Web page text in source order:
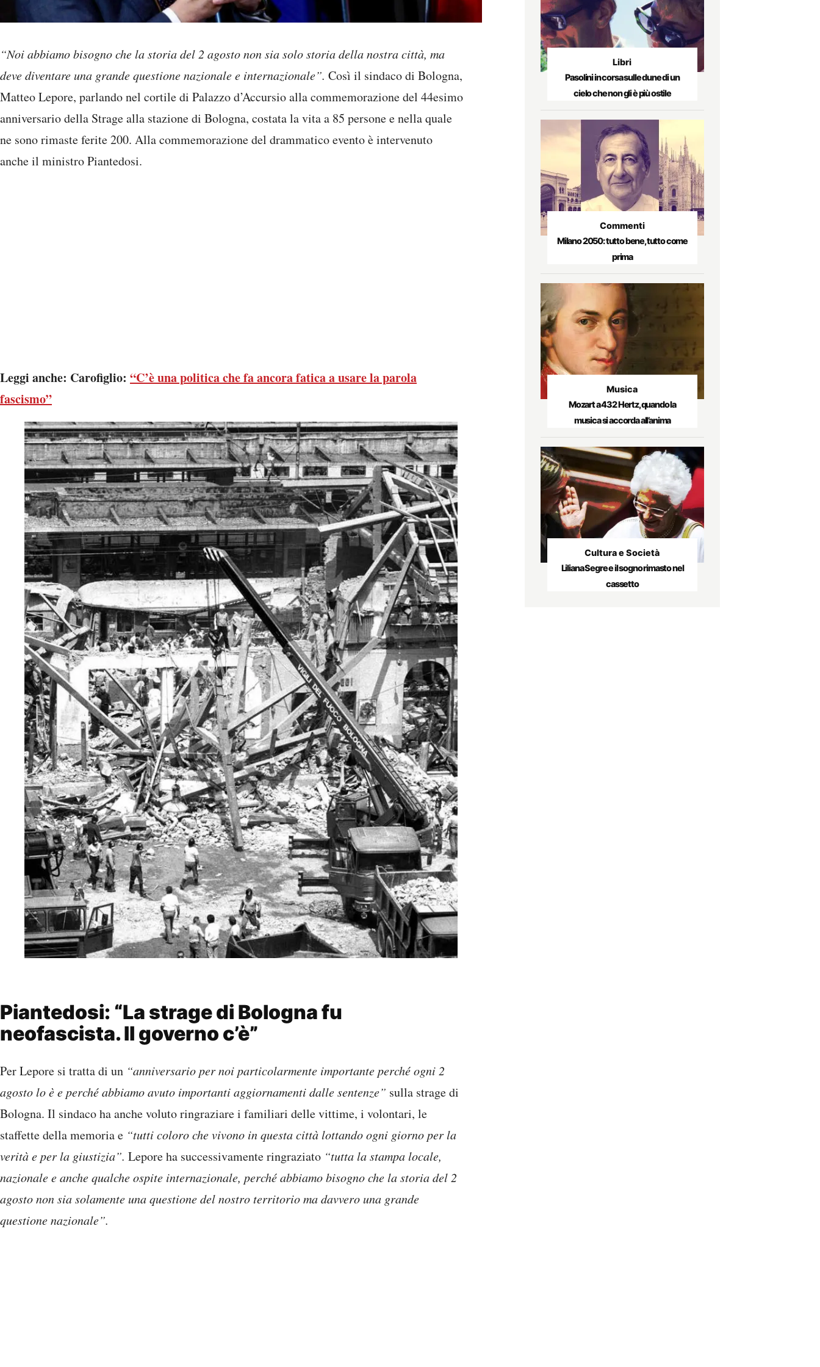
“Noi abbiamo bisogno che la storia del 2 agosto non sia solo storia della nostra città, ma
deve diventare una grande questione nazionale e internazionale”. Così il sindaco di Bologna,
Matteo Lepore, parlando nel cortile di Palazzo d’Accursio alla commemorazione del 44esimo
anniversario della Strage alla stazione di Bologna, costata la vita a 85 persone e nella quale
ne sono rimaste ferite 200. Alla commemorazione del drammatico evento è intervenuto
anche il ministro Piantedosi.
Leggi anche: Carofiglio: “C’è una politica che fa ancora fatica a usare la parola
fascismo”
Piantedosi: “La strage di Bologna fu
neofascista. Il governo c’è”
Per Lepore si tratta di un “anniversario per noi particolarmente importante perché ogni 2
agosto lo è e perché abbiamo avuto importanti aggiornamenti dalle sentenze” sulla strage di
Bologna. Il sindaco ha anche voluto ringraziare i familiari delle vittime, i volontari, le
staffette della memoria e “tutti coloro che vivono in questa città lottando ogni giorno per la
verità e per la giustizia”. Lepore ha successivamente ringraziato “tutta la stampa locale,
nazionale e anche qualche ospite internazionale, perché abbiamo bisogno che la storia del 2
agosto non sia solamente una questione del nostro territorio ma davvero una grande
questione nazionale”.
Libri
Pasolini in corsa sulle dune di un
cielo che non gli è più ostile
Commenti
Milano 2050: tutto bene, tutto come
prima
Musica
Mozart a 432 Hertz, quando la
musica si accorda all’anima
Cultura e Società
Liliana Segre e il sogno rimasto nel
cassetto